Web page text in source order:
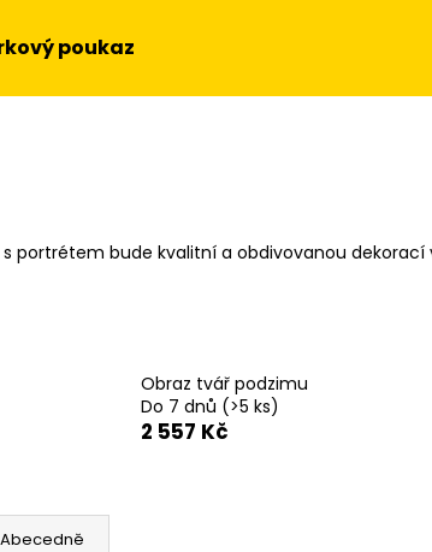
poukaz
portrétem bude kvalitní a obdivovanou dekorací
Obraz tvář podzimu
Do 7 dnů (>5 ks)
2 557 Kč
Abecedně
NA STĚNU - SLUNEČNICE